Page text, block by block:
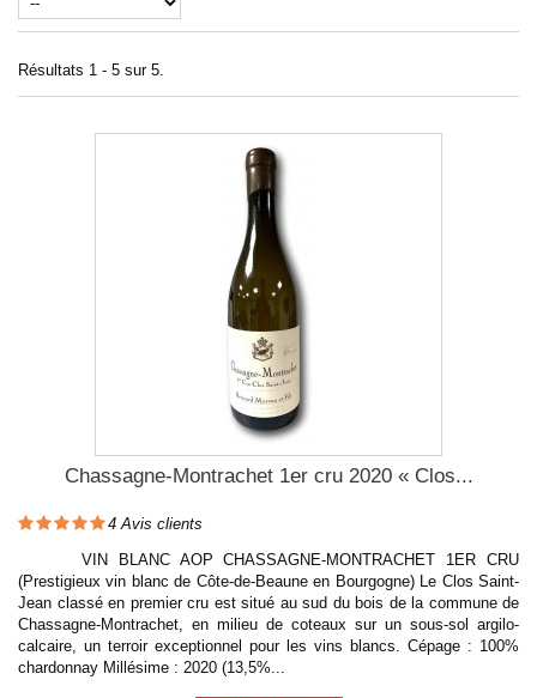
Résultats 1 - 5 sur 5.
Chassagne-Montrachet 1er cru 2020 « Clos...
4 Avis clients
VIN BLANC AOP CHASSAGNE-MONTRACHET 1ER CRU
(Prestigieux vin blanc de Côte-de-Beaune en Bourgogne) Le Clos Saint-
Jean classé en premier cru est situé au sud du bois de la commune de
Chassagne-Montrachet, en milieu de coteaux sur un sous-sol argilo-
calcaire, un terroir exceptionnel pour les vins blancs. Cépage : 100%
chardonnay Millésime : 2020 (13,5%...